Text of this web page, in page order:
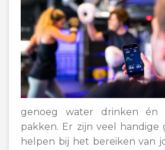
genoeg water drinken én
pakken. Er zijn veel handige
helpen bij het bereiken van